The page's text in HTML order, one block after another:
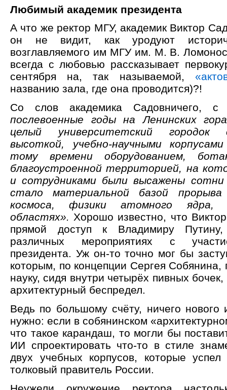
Любимый академик президента
А что же ректор МГУ, академик Виктор
он не видит, как уродуют
возглавляемого им МГУ им. М. В.
всегда с любовью рассказывает
сентября на, так называемой,
названию зала, где она проводится)?!
Со слов академика Садовничего,
послевоенные годы на Ленинских
целый университетский городок
высоткой, учебно-научными
тому времени оборудованием,
благоустроенной территорией, на
и сотрудниками были высажены
стало материальной базой прорыва
космоса, физики атомного ядра,
областях». Хорошо известно, что
прямой доступ к Владимиру Путину,
различных мероприятиях с
президента. Уж он-то точно мог бы
которым, по концепции Сергея Собянина,
науку, сидя внутри четырёх пивных бочек,
архитектурный беспредел.
Ведь по большому счёту, ничего нового
нужно: если в собянинском
что такое карандаш, то могли бы
ИИ спроектировать что-то в стиле
двух учебных корпусов, которые
толковый правитель России.